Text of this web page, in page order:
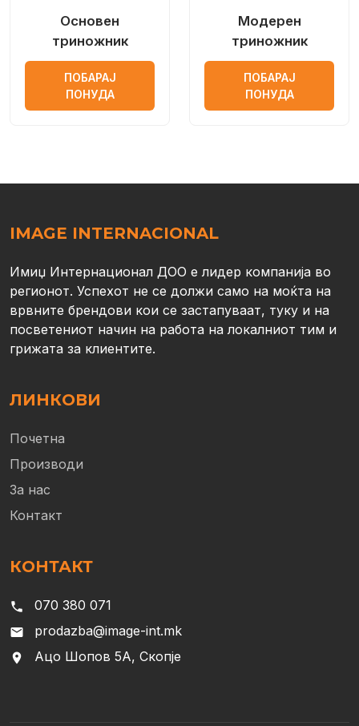
Основен
триножник
ПОБАРАЈ
ПОНУДА
Модерен
триножник
ПОБАРАЈ
ПОНУДА
IMAGE INTERNACIONAL
Имиџ Интернационал ДОО е лидер компанија во
регионот. Успехот не се должи само на моќта на
врвните брендови кои се застапуваат, туку и на
посветениот начин на работа на локалниот тим и
грижата за клиентите.
ЛИНКОВИ
Почетна
Производи
За нас
Контакт
КОНТАКТ
phone 070 380 071
email prodazba@image-int.mk
location_on Ацо Шопов 5А, Скопје